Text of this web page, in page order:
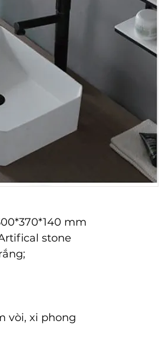
mm
stone
vòi, xi phong